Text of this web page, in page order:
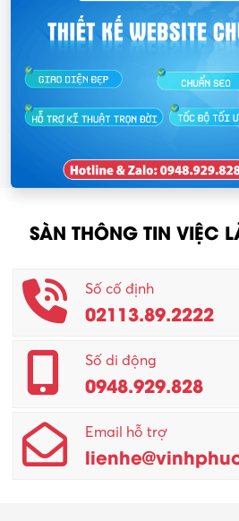
SÀN THÔNG TIN VIỆC
Số cố định
02113.89.2222
Số di động
0948.929.828
Email hỗ trợ